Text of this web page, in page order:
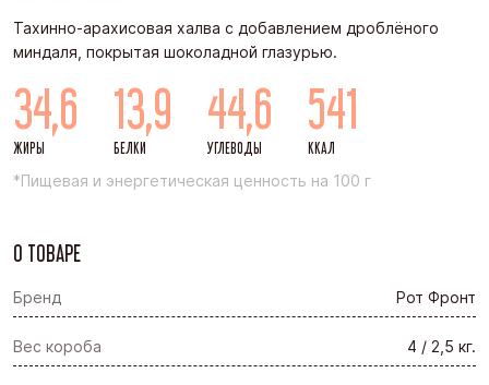
Тахинно-арахисовая халва с добавлением дроблёного
миндаля, покрытая шоколадной глазурью.
34,6
ЖИРЫ
13,9
БЕЛКИ
44,6
УГЛЕВОДЫ
541
ККАЛ
*Пищевая и энергетическая ценность на 100 г
О ТОВАРЕ
Бренд Рот Фронт
Вес короба 4 / 2,5 кг.